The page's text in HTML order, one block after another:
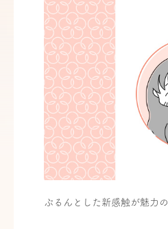
ぷるんとした新感触が魅力